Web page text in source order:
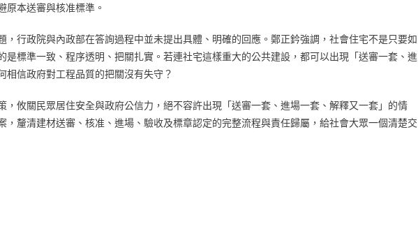
原本送審與核准標準。
，行政院與內政部在答詢過程中並未提出具體、明確的回應。鄭正鈐強調，社會住宅不是只要如
是標準一致、程序透明、把關扎實。若連社宅這樣重大的公共建設，都可以出現「送審一套、進
信政府對工程品質的把關沒有失守？
，攸關民眾居住安全與政府公信力，絕不容許出現「送審一套、進場一套、解釋又一套」的情
，釐清建材送審、核准、進場、驗收及標章認定的完整流程與責任歸屬，給社會大眾一個清楚交